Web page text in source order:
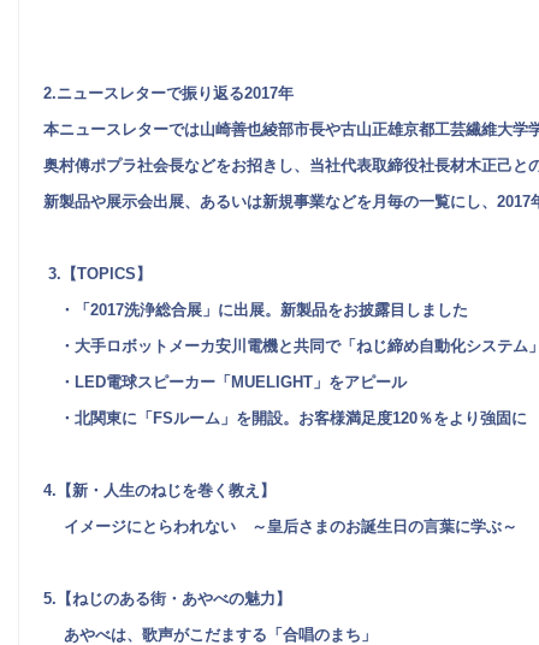
2.ニュースレターで振り返る2017年
本ニュースレターでは山崎善也綾部市長や古山正雄京都工芸繊維大学
奥村傅ポプラ社会長などをお招きし、当社代表取締役社長材木正己と
新製品や展示会出展、あるいは新規事業などを月毎の一覧にし、2017
3.【TOPICS】
・「2017洗浄総合展」に出展。新製品をお披露目しました
・大手ロボットメーカ安川電機と共同で「ねじ締め自動化システム
・LED電球スピーカー「MUELIGHT」をアピール
・北関東に「FSルーム」を開設。お客様満足度120％をより強固に
4.【新・人生のねじを巻く教え】
イメージにとらわれない ～皇后さまのお誕生日の言葉に学ぶ～
5.【ねじのある街・あやべの魅力】
あやべは、歌声がこだまする「合唱のまち」